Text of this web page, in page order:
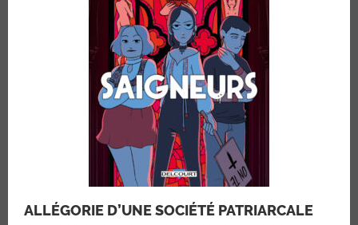
ALLÉGORIE D’UNE SOCIÉTÉ PATRIARCALE